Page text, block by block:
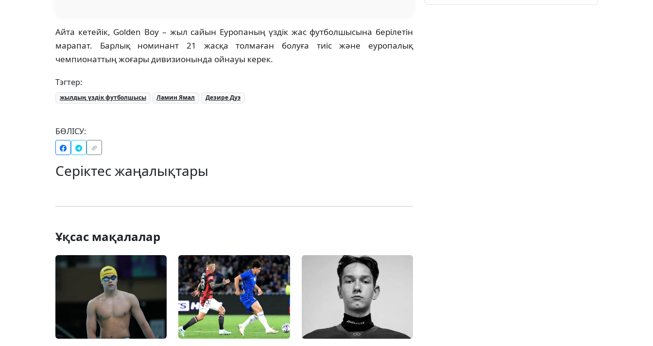
Айта кетейік, Golden Boy – жыл сайын Еуропаның үздік жас футболшысына берілетін
марапат. Барлық номинант 21 жасқа толмаған болуға тиіс және еуропалық
чемпионаттың жоғары дивизионында ойнауы керек.
Тэгтер:
жылдың үздік футболшысы Ламин Ямал Дезире Дуэ
БӨЛІСУ:
Серіктес жаңалықтары
Ұқсас мақалалар